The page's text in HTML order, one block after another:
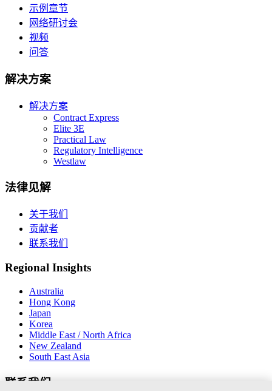
示例章节
网络研讨会
视频
问答
解决方案
解决方案
Contract Express
Elite 3E
Practical Law
Regulatory Intelligence
Westlaw
法律见解
关于我们
贡献者
联系我们
Regional Insights
Australia
Hong Kong
Japan
Korea
Middle East / North Africa
New Zealand
South East Asia
联系我们